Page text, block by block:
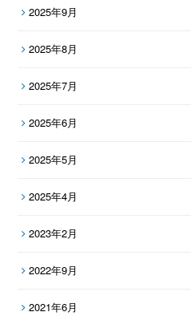
2025年9月
2025年8月
2025年7月
2025年6月
2025年5月
2025年4月
2023年2月
2022年9月
2021年6月